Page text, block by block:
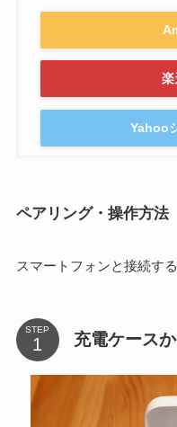
楽
Yahoo
ペアリング・操作方法
スマートフォンと接続す
STEP
充電ケース